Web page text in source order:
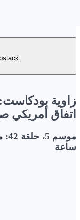
زاوية بودكاست:
اتفاق أمريكي
ساعة